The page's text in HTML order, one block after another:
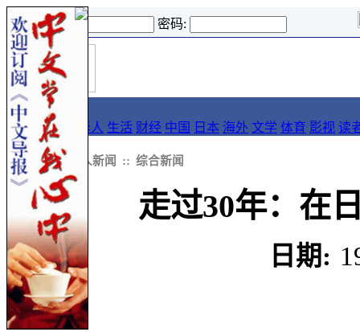
登录名: 密码:
首
页
导报
要闻 论坛 华人 生活 财经 中国 日本 海外 文学 体育 影视 读
::新闻:: 华人新闻 :: 综合新闻
走过30年：在
日期: